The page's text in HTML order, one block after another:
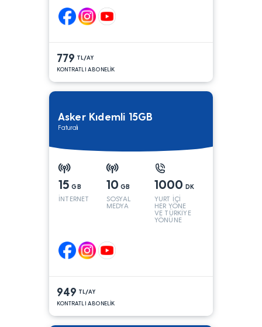
779 TL/AY
KONTRATLI ABONELİK
Asker Kıdemli 15GB
Faturalı
15 GB
İNTERNET
10 GB
SOSYAL
MEDYA
1000 DK
YURT İÇİ
HER YÖNE
VE TÜRKİYE
YÖNÜNE
949 TL/AY
KONTRATLI ABONELİK